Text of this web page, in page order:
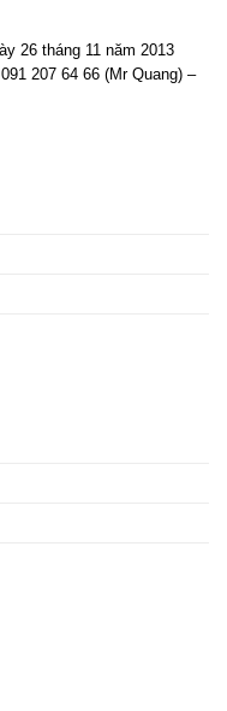
26 tháng 11 năm 2013
207 64 66 (Mr Quang) –